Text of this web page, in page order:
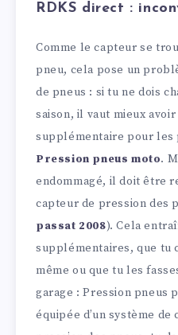
RDKS direct :
Comme le capteur se
pneu, cela pose un
de pneus : si tu ne dois
saison, il vaut mieux
supplémentaire pour les
Pression pneus moto.
endommagé, il doit être
capteur de pression des
passat 2008). Cela
supplémentaires, que tu
même ou que tu les
garage : Pression pneus
équipée d’un système